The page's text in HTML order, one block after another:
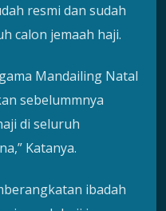
resmi dan sudah
calon jemaah haji.
Mandailing Natal
sebelummnya
di seluruh
Katanya.
ibadah